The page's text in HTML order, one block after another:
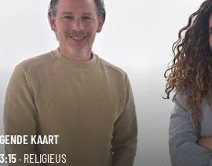
KAART
· RELIGIEUS